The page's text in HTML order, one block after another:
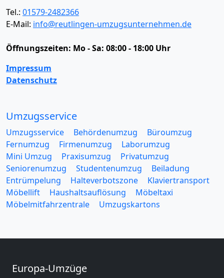
Tel.: 01579-2482366
E-Mail: info@reutlingen-umzugsunternehmen.de
Öffnungszeiten: Mo - Sa: 08:00 - 18:00 Uhr
Impressum
Datenschutz
Umzugsservice
Umzugsservice Behördenumzug
Büroumzug
Fernumzug
Firmenumzug
Laborumzug
Mini Umzug
Praxisumzug
Privatumzug
Seniorenumzug
Studentenumzug
Beiladung
Entrümpelung
Halteverbotszone
Klaviertransport
Möbellift
Haushaltsauflösung
Möbeltaxi
Möbelmitfahrzentrale
Umzugskartons
Europa-Umzüge